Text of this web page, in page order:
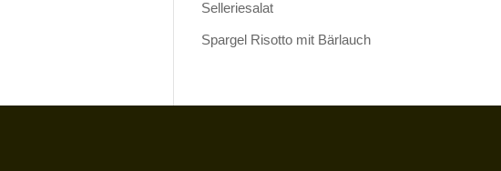
Selleriesalat
Spargel Risotto mit Bärlauch